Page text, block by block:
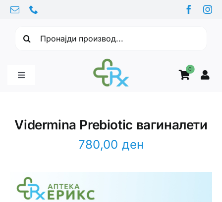
Skip
content
0
Toggle
Vidermina Prebiotic вагиналети
780,00ден